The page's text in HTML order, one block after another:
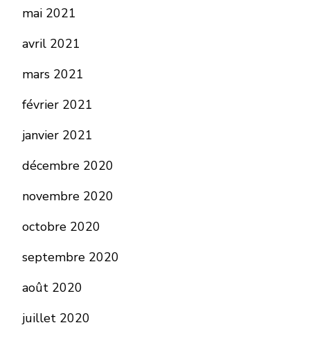
mai 2021
avril 2021
mars 2021
février 2021
janvier 2021
décembre 2020
novembre 2020
octobre 2020
septembre 2020
août 2020
juillet 2020